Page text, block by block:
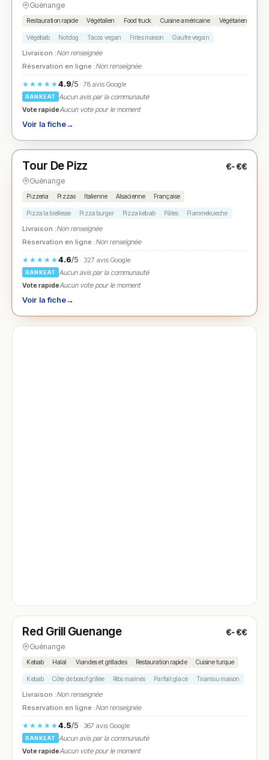
Guénange
Restauration rapide Végétalien Food truck Cuisine américaine Végétarien
Végébab Notdog Tacos vegan Frites maison Gaufre vegan
Livraison :Non renseignée
Réservation en ligne :Non renseignée
★★★★★4.9/5· 78 avis Google
RANKEAT
Aucun avis par la communauté
Vote rapideAucun vote pour le moment
Voir la fiche→
N° 3
Tour De Pizz €-€€
Guénange
Pizzeria Pizzas Italienne Alsacienne Française
Pizza la biellesse Pizza burger Pizza kebab Pâtes Flammekueche
Livraison :Non renseignée
Réservation en ligne :Non renseignée
★★★★★4.6/5· 327 avis Google
RANKEAT
Aucun avis par la communauté
Vote rapideAucun vote pour le moment
Voir la fiche→
N° 4
Red Grill Guenange €-€€
Guénange
Kebab Halal Viandes et grillades Restauration rapide Cuisine turque
Kebab Côte de bœuf grillée Ribs marinés Parfait glacé Tiramisu maison
Livraison :Non renseignée
Réservation en ligne :Non renseignée
★★★★★4.5/5· 367 avis Google
RANKEAT
Aucun avis par la communauté
Vote rapideAucun vote pour le moment